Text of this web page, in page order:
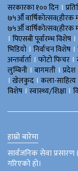
सरकारका १०० दिन ।
७५औँ वार्षिकोत्सव(हीरक
७५औँ वार्षिकोत्सव(हीरक
। पिएसबी पूर्वारम्भ विशेष ।
भिडियाे । निर्वाचन विशेष ।
अन्तर्वार्ता । फोटो फिचर ।
लुम्बिनी । बागमती । प्रदेश
। खेलकुद । कला-साहित्य
विशेष । स्वास्थ्य/शिक्षा ।
हाम्रो बारेमा
सार्वजनिक सेवा प्रसारण
गरिएको हो।